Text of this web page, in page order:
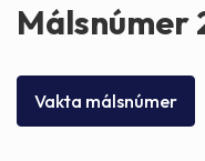
Málsnúmer
Vakta málsnúmer